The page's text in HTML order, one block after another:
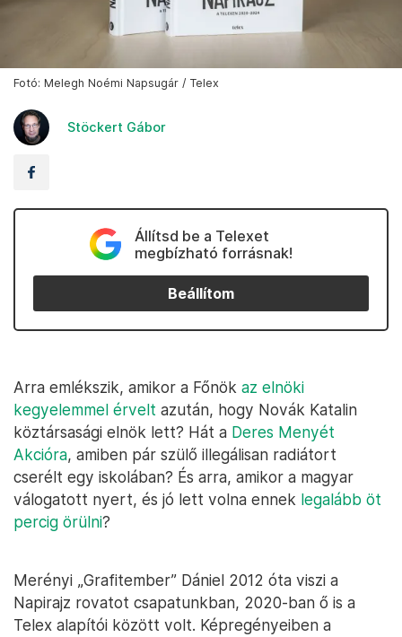
Fotó: Melegh Noémi Napsugár / Telex
Stöckert Gábor
Állítsd be a Telexet
megbízható forrásnak!
Beállítom
Arra emlékszik, amikor a Főnök az elnöki
kegyelemmel érvelt azután, hogy Novák Katalin
köztársasági elnök lett? Hát a Deres Menyét
Akcióra, amiben pár szülő illegálisan radiátort
cserélt egy iskolában? És arra, amikor a magyar
válogatott nyert, és jó lett volna ennek legalább öt
percig örülni?
Merényi „Grafitember” Dániel 2012 óta viszi a
Napirajz rovatot csapatunkban, 2020-ban ő is a
Telex alapítói között volt. Képregényeiben a